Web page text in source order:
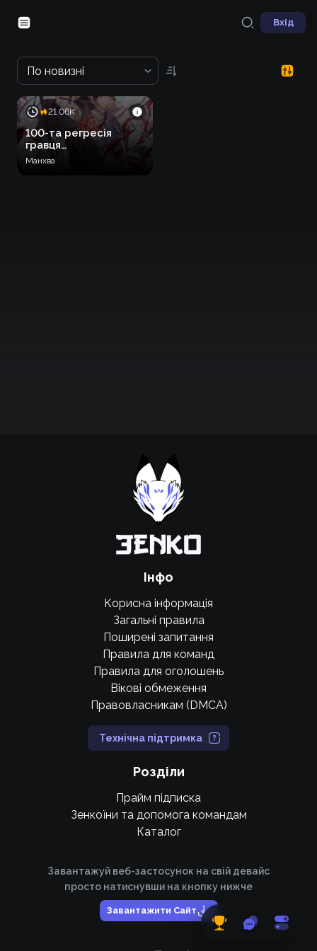
Вхід
По новизні
21.06K
100-та регресія
гравця
максимального рівня
Манхва
крутих нововведень
Підтримати проєкт
Інфо
Корисна інформація
Загальні правила
Поширені запитання
Правила для команд
Правила для оголошень
Вікові обмеження
Правовласникам (DMCA)
Технічна підтримка
Розділи
Прайм підписка
Зенкоїни та допомога командам
Каталог
Завантажуй веб-застосунок на свій девайс
просто натиснувши на кнопку нижче
Завантажити Сайт